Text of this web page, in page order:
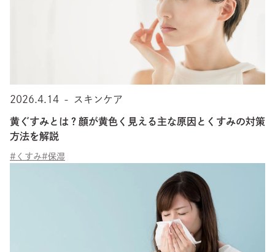
2026.4.14 - スキンケア
黄ぐすみとは？顔が黄色く見える主な原因とくすみの対策
方法を解説
#くすみ#保湿